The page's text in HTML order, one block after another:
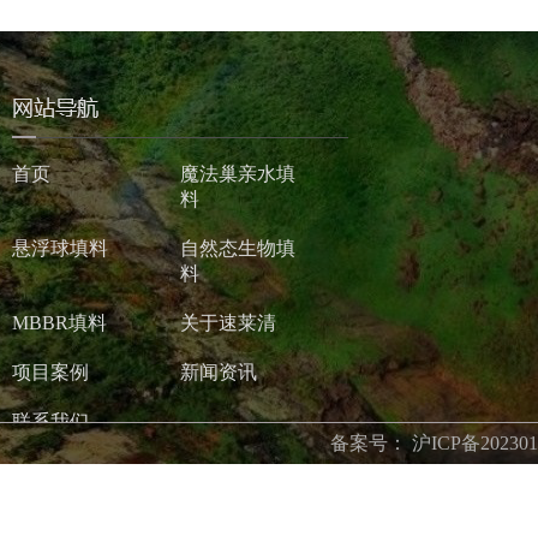
首页
魔法巢亲水填
料
悬浮球填料
自然态生物填
料
MBBR填料 关于速莱清
项目案例 新闻资讯
联系我们
备案号： 沪ICP备